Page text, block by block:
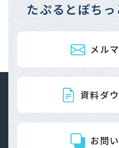
たぷるとぽち
メル
資料ダ
お問